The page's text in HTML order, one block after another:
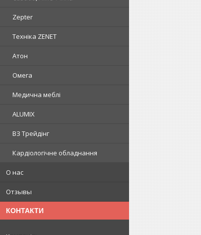
Zepter
Техніка ZENET
Атон
Омега
Медична меблі
ALUMIX
ВЗ Трейдінг
Кардіологічне обладнання
О нас
Отзывы
КОНТАКТИ